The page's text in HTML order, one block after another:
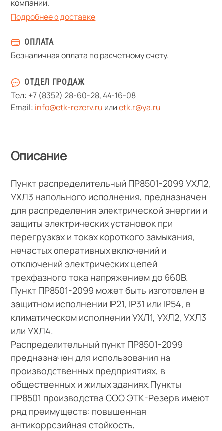
компании.
Подробнее о доставке
ОПЛАТА
Безналичная оплата по расчетному счету.
ОТДЕЛ ПРОДАЖ
Тел: +7 (8352) 28-60-28,44-16-08
Email: info@etk-rezerv.ru илиetk.r@ya.ru
Описание
Пункт распределительный ПР8501-2099 УХЛ2,
УХЛ3 напольного исполнения, предназначен
для распределения электрической энергии и
защиты электрических установок при
перегрузках и токах короткого замыкания,
нечастых оперативных включений и
отключений электрических цепей
трехфазного тока напряжением до 660В.
Пункт ПР8501-2099 может быть изготовлен в
защитном исполнении IP21, IP31 или IP54, в
климатическом исполнении УХЛ1, УХЛ2, УХЛ3
или УХЛ4.
Распределительный пункт ПР8501-2099
предназначен для использования на
производственных предприятиях, в
общественных и жилых зданиях.Пункты
ПР8501 производства ООО ЭТК-Резерв имеют
ряд преимуществ: повышенная
антикоррозийная стойкость,